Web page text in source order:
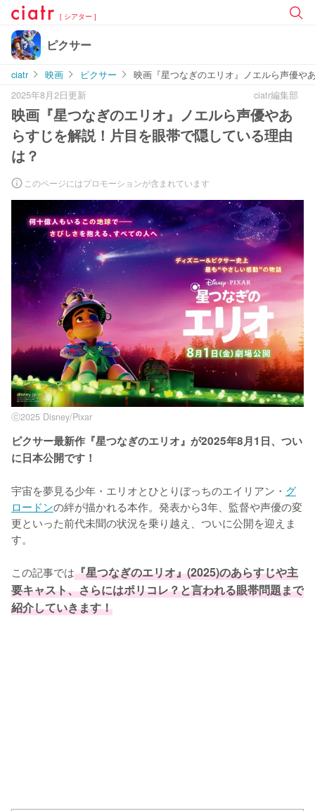
[ シアター ]
ピクサー
ciatr 映画 ピクサー
映画『星つなぎのエリオ』ノエルら声優や
2025年8月2日更新
ciatr編集部
映画『星つなぎのエリオ』ノエルら声優やあ
らすじを解説！片目を眼帯で隠している理由
は？
このページにはプロモーションが含まれています
ⓒ2025 Disney/Pixar
ピクサー最新作『星つなぎのエリオ』が2025年8月1日、つい
に日本公開です！
宇宙を夢見る少年・エリオとひとりぼっちのエイリアン・ グ
ロードンの絆が描かれる本作。発表から3年、監督や声優の変
更といった前代未聞の状況を乗り越え、ついに公開を迎えま
す。
この記事では『星つなぎのエリオ』(2025)のあらすじや主
要キャスト、さらにはポリコレ？と言われる眼帯問題まで
紹介していきます！